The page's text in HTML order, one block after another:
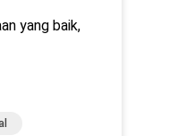
yang baik,